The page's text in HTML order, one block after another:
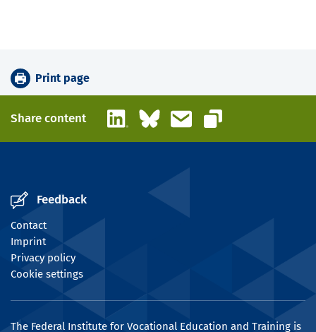
Print page
Share content LinkedInBlueskyEmail
Copy link
Feedback
Contact
Imprint
Privacy policy
Cookie settings
The Federal Institute for Vocational Education and Training is